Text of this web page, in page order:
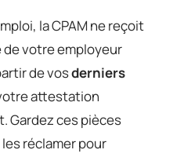
la CPAM ne reçoit
de votre employeur
de vosderniers
attestation
Gardez ces pièces
réclamer pour